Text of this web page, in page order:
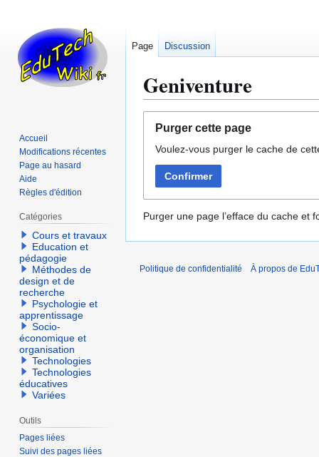
Geniventure
navigation
recherche
Purger cette page
Voulez-vous purger le cache de
Confirmer
Purger une page l’efface du cache et
Page Discussion
Accueil
Modifications récentes
Page au hasard
Aide
Règles d'édition
Catégories
Cours et travaux
Education et
pédagogie
Méthodes de
design et de
recherche
Psychologie et
apprentissage
Socio-
économique et
organisation
Technologies
Technologies
éducatives
Variées
Outils
Pages liées
Suivi des pages liées
Politique de confidentialité À propos de